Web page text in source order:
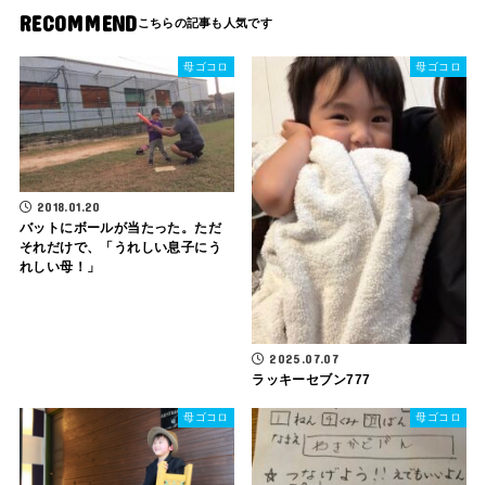
RECOMMEND
母ゴコロ
2018.01.20
バットにボールが当たった。ただ
それだけで、「うれしい息子にう
れしい母！」
母ゴコロ
2025.07.07
ラッキーセブン777
母ゴコロ 母ゴコロ